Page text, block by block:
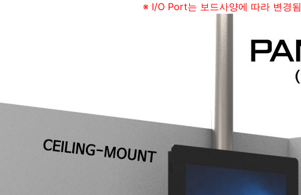
※ I/O Port는 보드사양에 따라 변경됨